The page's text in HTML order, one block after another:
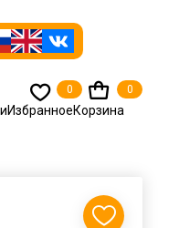
Избранное
0
Корзина
0